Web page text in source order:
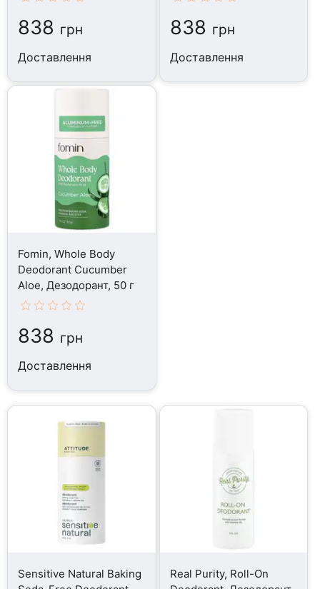
838 грн
Доставлення
838 грн
Доставлення
Fomin, Whole Body
Deodorant Cucumber
Aloe, Дезодорант, 50 г
838 грн
Доставлення
Sensitive Natural Baking
Real Purity, Roll-On